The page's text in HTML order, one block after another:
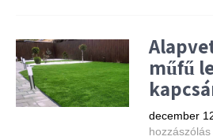
műfű
december
hozzászólás